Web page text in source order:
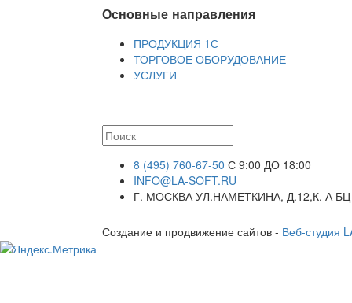
Основные направления
ПРОДУКЦИЯ 1С
ТОРГОВОЕ ОБОРУДОВАНИЕ
УСЛУГИ
8 (495) 760-67-50 С 9:00 ДО 18:00
INFO@LA-SOFT.RU
Г. МОСКВА УЛ.НАМЕТКИНА, Д.12,К. А
Создание и продвижение сайтов - Веб-студия